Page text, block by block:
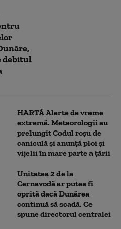
debitul
HARTĂ Alerte de vreme
extremă. Meteorologii au
prelungit Codul roșu de
caniculă și anunță ploi și
vijelii în mare parte a țării
Unitatea 2 de la
Cernavodă ar putea fi
oprită dacă Dunărea
continuă să scadă. Ce
spune directorul centralei